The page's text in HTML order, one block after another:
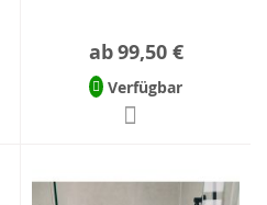
ab99,50 €
Verfügbar